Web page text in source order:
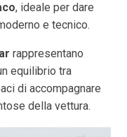
, ideale per dare
e tecnico.
rappresentano
equilibrio tra
di accompagnare
della vettura.